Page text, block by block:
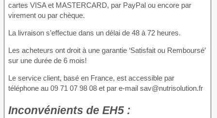
cartes VISA et MASTERCARD, par PayPal ou encore par
virement ou par chèque.
La livraison s’effectue dans un délai de 48 à 72 heures.
Les acheteurs ont droit à une garantie ‘Satisfait ou Remboursé’
sur une durée de 6 mois!
Le service client, basé en France, est accessible par
téléphone au 09 71 07 98 08 et par e-mail sav@nutrisolution.fr
Inconvénients de EH5 :